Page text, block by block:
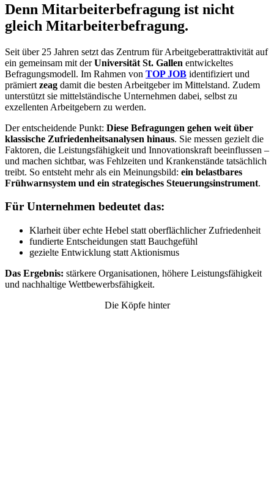
Denn Mitarbeiterbefragung ist nicht
gleich Mitarbeiterbefragung.
Seit über 25 Jahren setzt das Zentrum für Arbeitgeberattraktivität auf
ein gemeinsam mit derUniversität St. Gallen entwickeltes
Befragungsmodell. Im Rahmen von TOPJOB identifiziert und
prämiert zeag damit die besten Arbeitgeber im Mittelstand. Zudem
unterstützt sie mittelständische Unternehmen dabei, selbst zu
exzellenten Arbeitgebern zu werden.
Der entscheidende Punkt: Diese Befragungen gehen weit über
klassische Zufriedenheitsanalysen hinaus. Sie messen gezielt die
Faktoren, die Leistungsfähigkeit und Innovationskraft beeinflussen –
und machen sichtbar, was Fehlzeiten und Krankenstände tatsächlich
treibt. So entsteht mehr als ein Meinungsbild: ein belastbares
Frühwarnsystem und ein strategisches Steuerungsinstrument.
Für Unternehmen bedeutet das:
Klarheit über echte Hebel statt oberflächlicher Zufriedenheit
fundierte Entscheidungen statt Bauchgefühl
gezielte Entwicklung statt Aktionismus
Das Ergebnis: stärkere Organisationen, höhere Leistungsfähigkeit
und nachhaltige Wettbewerbsfähigkeit.
Die Köpfe hinter